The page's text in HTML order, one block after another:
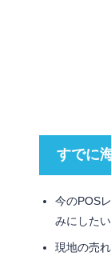
すでに
今のPOS
みにしたい
現地の売